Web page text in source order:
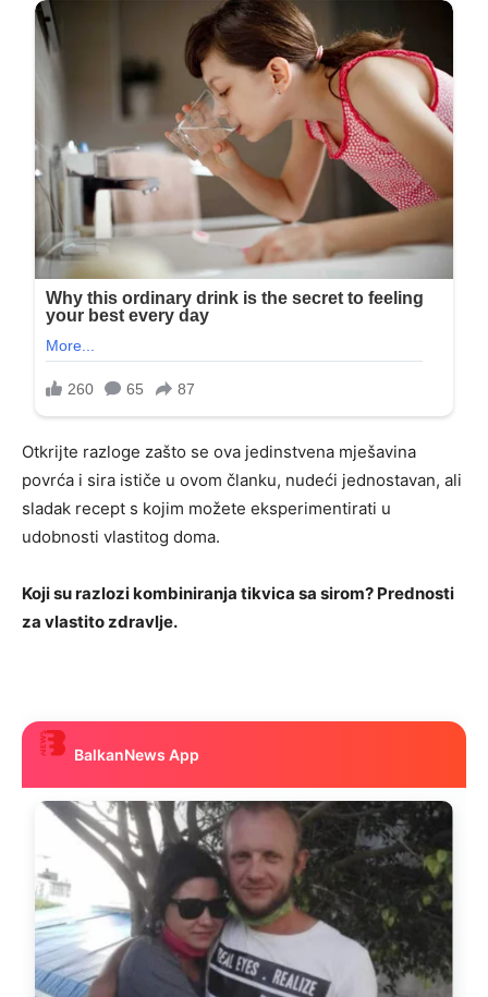
Otkrijte razloge zašto se ova jedinstvena mješavina
povrća i sira ističe u ovom članku, nudeći jednostavan, ali
sladak recept s kojim možete eksperimentirati u
udobnosti vlastitog doma.
Koji su razlozi kombiniranja tikvica sa sirom? Prednosti
za vlastito zdravlje.
BalkanNews App